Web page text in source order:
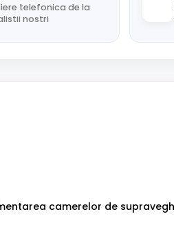
telefonica de la
nostri
camerelor de